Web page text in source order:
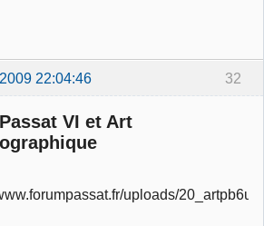
32
22:04:46
VI et Art